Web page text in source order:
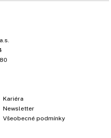
Kariéra
Newsletter
Všeobecné podmínky